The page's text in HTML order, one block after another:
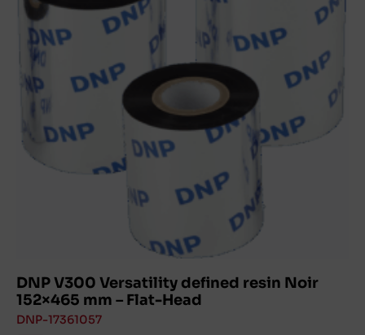
DNP V300 Versatility defined resin Noir
152×465 mm – Flat-Head
DNP-17361057